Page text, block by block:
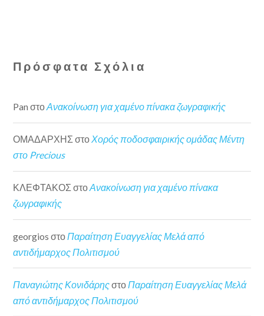
Πρόσφατα Σχόλια
Pan στοΑνακοίνωση για χαμένο πίνακα ζωγραφικής
ΟΜΑΔΑΡΧΗΣ στοΧορός ποδοσφαιρικής ομάδας Μέντη
στο Precious
ΚΛΕΦΤΑΚΟΣ στοΑνακοίνωση για χαμένο πίνακα
ζωγραφικής
georgios στο Παραίτηση Ευαγγελίας Μελά από
αντιδήμαρχος Πολιτισμού
Παναγιώτης ΚονιδάρηςστοΠαραίτηση Ευαγγελίας Μελά
από αντιδήμαρχος Πολιτισμού